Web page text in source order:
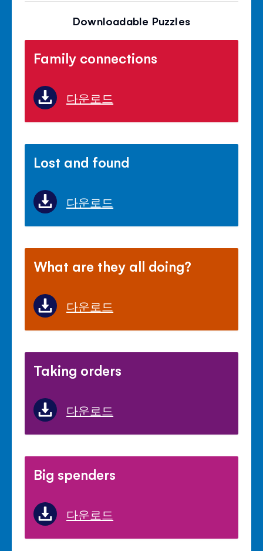
Downloadable Puzzles
Family connections
다운로드
Lost and found
다운로드
What are they all doing?
다운로드
Taking orders
다운로드
Big spenders
다운로드